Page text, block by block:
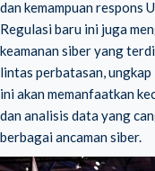
dan kemampuan respons
Regulasi baru ini juga
keamanan siber yang
lintas perbatasan,
ini akan memanfaatkan
dan analisis data yang
berbagai ancaman siber.